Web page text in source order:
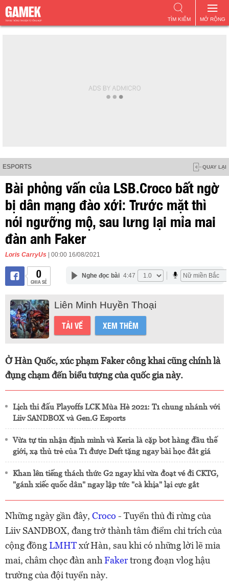
MỞ RỘNG
TÌM KIẾM
ESPORTS QUAY LẠI
Bài phỏng vấn của LSB.Croco bất ngờ
bị dân mạng đào xới: Trước mặt thì
nói ngưỡng mộ, sau lưng lại mỉa mai
đàn anh Faker
Loris CarryUs | 00:00 16/08/2021
0
CHIA SẺ
Nghe đọc bài 4:47
Liên Minh Huyền Thoại
TẢI VỀ XEM THÊM
Ở Hàn Quốc, xúc phạm Faker công khai cũng chính là
đụng chạm đến biểu tượng của quốc gia này.
Lịch thi đấu Playoffs LCK Mùa Hè 2021: T1 chung nhánh với
Liiv SANDBOX và Gen.G Esports
Vừa tự tin nhận định mình và Keria là cặp bot hàng đầu thế
giới, xạ thủ trẻ của T1 được Deft tặng ngay bài học đắt giá
Khan lên tiếng thách thức G2 ngay khi vừa đoạt vé đi CKTG,
"gánh xiếc quốc dân" ngay lập tức "cà khịa" lại cực gắt
Những ngày gần đây, Croco - Tuyển thủ đi rừng của
Liiv SANDBOX, đang trở thành tâm điểm chỉ trích của
cộng đồngLMHTxứ Hàn, sau khi có những lời lẽ mỉa
mai, châm chọc đàn anhFakertrong đoạn vlog hậu
trường của đội tuyển này.